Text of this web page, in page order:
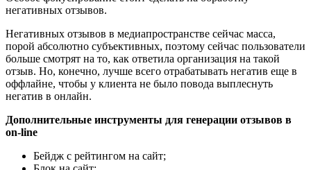
негативных отзывов.
Негативных отзывов в медиапространстве сейчас масса,
порой абсолютно субъективных, поэтому сейчас пользователи
больше смотрят на то, как ответила организация на такой
отзыв. Но, конечно, лучше всего отрабатывать негатив еще в
оффлайне, чтобы у клиента не было повода выплеснуть
негатив в онлайн.
Дополнительные инструменты для генерации отзывов в
on-line
Бейдж с рейтингом на сайт;